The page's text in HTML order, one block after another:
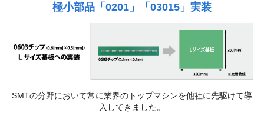
極小部品「0201」「03015」実装
SMTの分野において常に業界のトップマシンを他社に先駆けて導
入してきました。